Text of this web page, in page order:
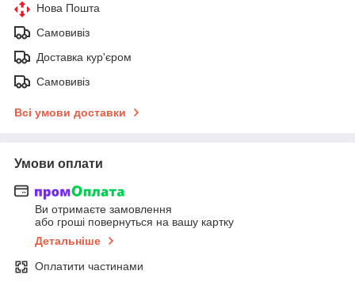
Нова Пошта
Самовивіз
Доставка кур'єром
Самовивіз
Всі умови доставки
Умови оплати
Ви отримаєте замовлення
або гроші повернуться на вашу картку
Детальніше
Оплатити частинами